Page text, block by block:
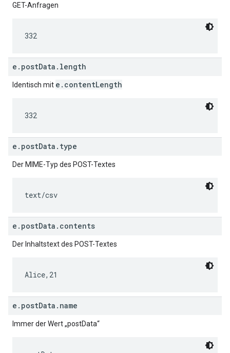
GET-Anfragen
332
e.postData.length
Identisch mit e.contentLength
332
e.postData.type
Der MIME-Typ des POST-Textes
text/csv
e.postData.contents
Der Inhaltstext des POST-Textes
Alice,21
e.postData.name
Immer der Wert „postData“